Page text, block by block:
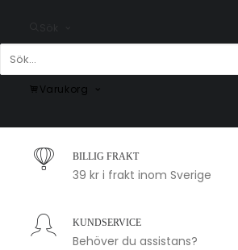
VarukorgSNABB LEVERANS
BILLIG FRAKT
39 kr i frakt inom Sverige
KUNDSERVICE
Behöver du assistans?